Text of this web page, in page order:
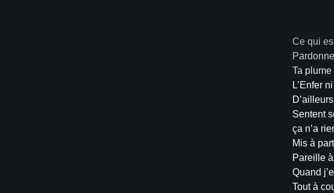
Ce qui
Ta plume
L’Enfer
Sentent
ça n’a
Mis à
Pareille
Quand
Tout à